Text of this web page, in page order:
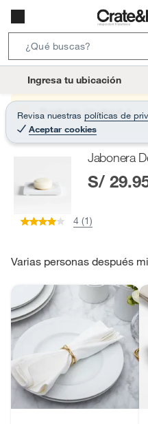
t
o
Ingresa tu ubicación
Revisa nuestras políticas de
Aceptar cookies
Producto sin stock :(
Jabonera
S/
4 (1)
Varias personas después